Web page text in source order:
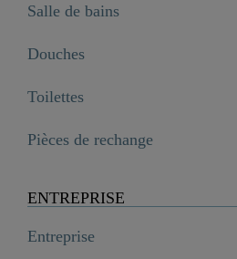
Salle de bains
Douches
Toilettes
Pièces de rechange
ENTREPRISE
Entreprise